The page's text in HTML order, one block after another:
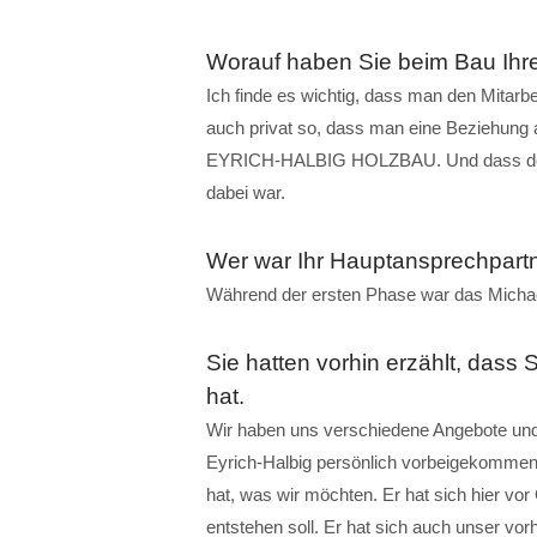
Worauf haben Sie beim Bau
Ich finde es wichtig, dass man den
auch privat so, dass man eine
EYRICH-HALBIG HOLZBAU. Und dass
dabei war.
Wer war Ihr
Während der ersten Phase war das
Sie hatten vorhin erzählt, dass
hat.
Wir haben uns verschiedene Angebote
Eyrich-Halbig persönlich
hat, was wir möchten. Er hat sich hier
entstehen soll. Er hat sich auch unser